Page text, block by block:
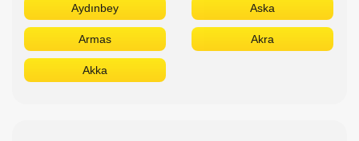
Aydınbey Aska
Armas Akra
Akka